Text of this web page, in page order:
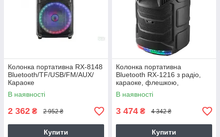
Колонка портативна RX-8148
Bluetooth/TF/USB/FM/AUX/
Караоке
В наявності
2 362 ₴ 2 952 ₴
Купити
Колонка портативна
Bluetooth RX-1216 з радіо,
караоке, флешкою,
мікрофоном та пультом,
колонка валіза
В наявності
3 474 ₴ 4 342 ₴
Купити